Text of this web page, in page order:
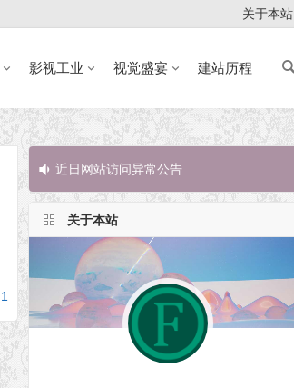
关于本站
影视工业 视觉盛宴 建站历程
1
近日网站访问异常公告
关于本站